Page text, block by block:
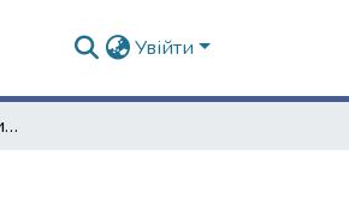
Увійти
О треугольной классификации квадратичных форм